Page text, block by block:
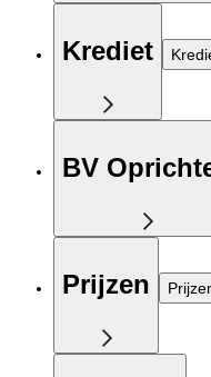
Krediet
BV
Prijzen